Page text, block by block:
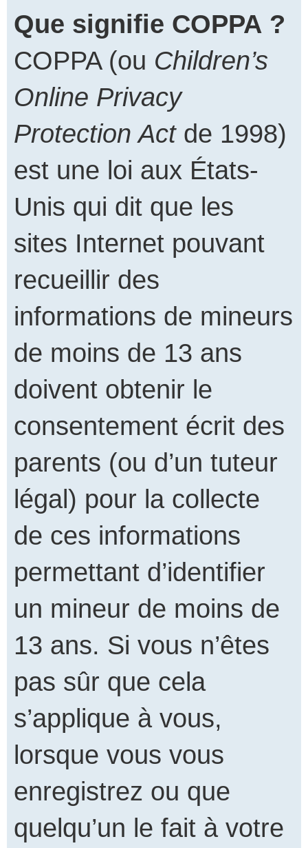
Que signifie COPPA ?
COPPA (ou Children’s
Online Privacy
Protection Actde 1998)
est une loi aux États-
Unis qui dit que les
sites Internet pouvant
recueillir des
informations de mineurs
de moins de 13 ans
doivent obtenir le
consentement écrit des
parents (ou d’un tuteur
légal) pour la collecte
de ces informations
permettant d’identifier
un mineur de moins de
13 ans. Si vous n’êtes
pas sûr que cela
s’applique à vous,
lorsque vous vous
enregistrez ou que
quelqu’un le fait à votre